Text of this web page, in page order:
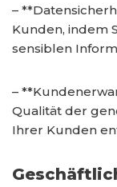
–
Kunden, indem
sensiblen
–
Qualität der
Ihrer Kunden